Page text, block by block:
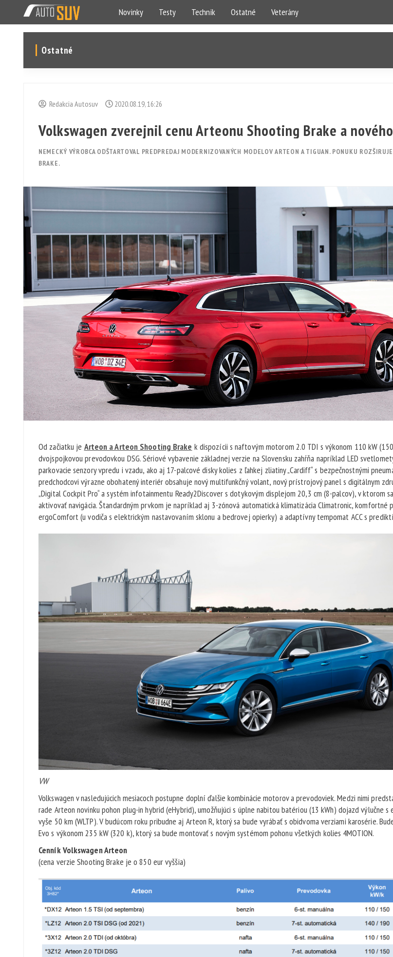
Novinky Testy Technik Ostatné Veterány
Ostatné
Redakcia Autosuv 2020.08.19, 16:26
Volkswagen zverejnil cenu Arteonu Shooting Brake a
NEMECKÝ VÝROBCA ODŠTARTOVAL PREDPREDAJ MODERNIZOVANÝCH MODELOV ARTEON A TIGUAN. PONUKU
BRAKE.
Od začiatku je Arteon a Arteon Shooting Brake k dispozícii s naftovým motorom 2.0 TDI s výkonom 110 kW
dvojspojkovou prevodovkou DSG. Sériové vybavenie základnej verzie na Slovensku zahŕňa napríklad LED
parkovacie senzory vpredu i vzadu, ako aj 17-palcové disky kolies z ľahkej zliatiny „Cardiff“ s bezpečnostnými
predchodcovi výrazne obohatený interiér obsahuje nový multifunkčný volant, nový prístrojový panel s digitálnym
„Digital Cockpit Pro“ a systém infotainmentu Ready2Discover s dotykovým displejom 20,3 cm (8-palcov), v ktorom
aktivovať navigácia. Štandardným prvkom je napríklad aj 3-zónová automatická klimatizácia Climatronic, komfortné
ergoComfort (u vodiča s elektrickým nastavovaním sklonu a bedrovej opierky) a adaptívny tempomat ACC s
VW
Volkswagen v nasledujúcich mesiacoch postupne doplní ďalšie kombinácie motorov a prevodoviek. Medzi nimi
rade Arteon novinku pohon plug-in hybrid (eHybrid), umožňujúci s úplne nabitou batériou (13 kWh) dojazd výlučne s
vyše 50 km (WLTP). V budúcom roku pribudne aj Arteon R, ktorý sa bude vyrábať s obidvoma verziami karosérie.
Evo s výkonom 235 kW (320 k), ktorý sa bude montovať s novým systémom pohonu všetkých kolies 4MOTION.
Cenník Volkswagen Arteon
(cena verzie Shooting Brake je o 850 eur vyššia)